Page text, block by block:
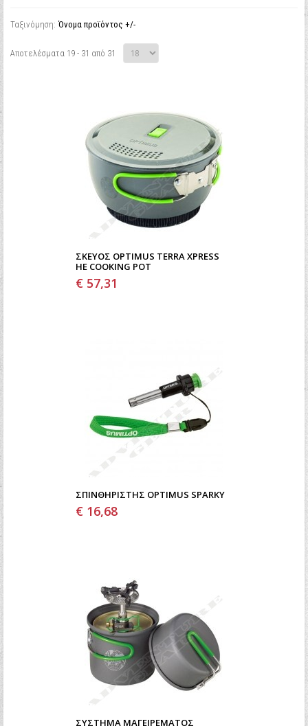
Ταξινόμηση: Όνομα προϊόντος +/-
Αποτελέσματα 19 - 31 από 31
ΣΚΕΎΟΣ OPTIMUS TERRA XPRESS
HE COOKING POT
€ 57,31
ΣΠΙΝΘΗΡΙΣΤΉΣ OPTIMUS SPARKY
€ 16,68
ΣΎΣΤΗΜΑ ΜΑΓΕΙΡΈΜΑΤΟΣ